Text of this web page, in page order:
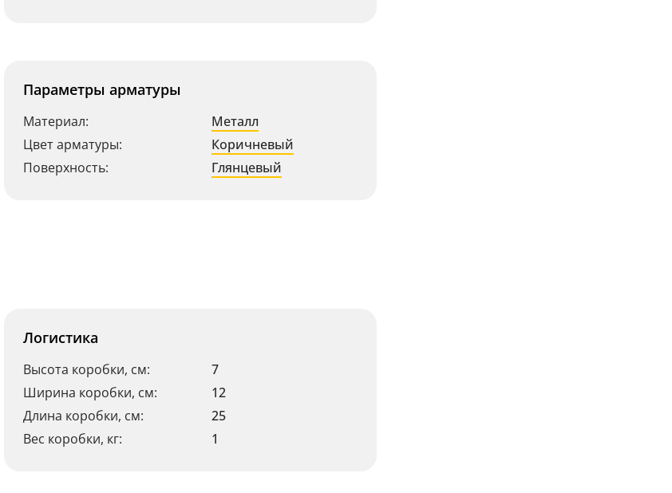
Параметры арматуры
Материал:
Металл
Цвет арматуры:
Коричневый
Поверхность:
Глянцевый
Логистика
Высота коробки, см:
7
Ширина коробки, см:
12
Длина коробки, см:
25
Вес коробки, кг:
1